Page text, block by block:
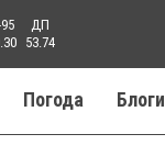
ДП
53.74
Погода Блоги